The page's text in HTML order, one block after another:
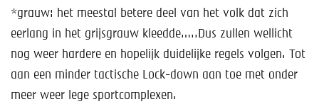
*grauw: het meestal betere deel van het volk dat zich
eerlang in het grijsgrauw kleedde…..Dus zullen wellicht
nog weer hardere en hopelijk duidelijke regels volgen. Tot
aan een minder tactische Lock-down aan toe met onder
meer weer lege sportcomplexen.